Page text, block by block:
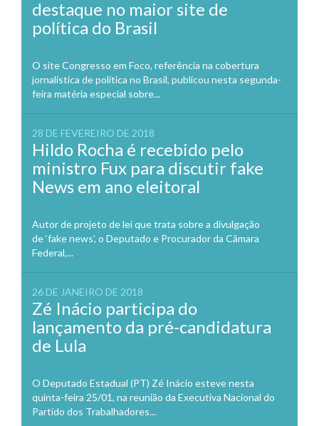
destaque no maior site de
política do Brasil
O site Congresso em Foco, referência na cobertura
jornalística de política no Brasil, publicou nesta segunda-
feira matéria especial sobre...
28 DE FEVEREIRO DE 2018
Hildo Rocha é recebido pelo
ministro Fux para discutir fake
News em ano eleitoral
Autor de projeto de lei que trata sobre a divulgação
de ‘fake news’, o Deputado e Procurador da Câmara
Federal,...
26 DE JANEIRO DE 2018
Zé Inácio participa do
lançamento da pré-candidatura
de Lula
O Deputado Estadual (PT) Zé Inácio esteve nesta
quinta-feira 25/01, na reunião da Executiva Nacional do
Partido dos Trabalhadores...